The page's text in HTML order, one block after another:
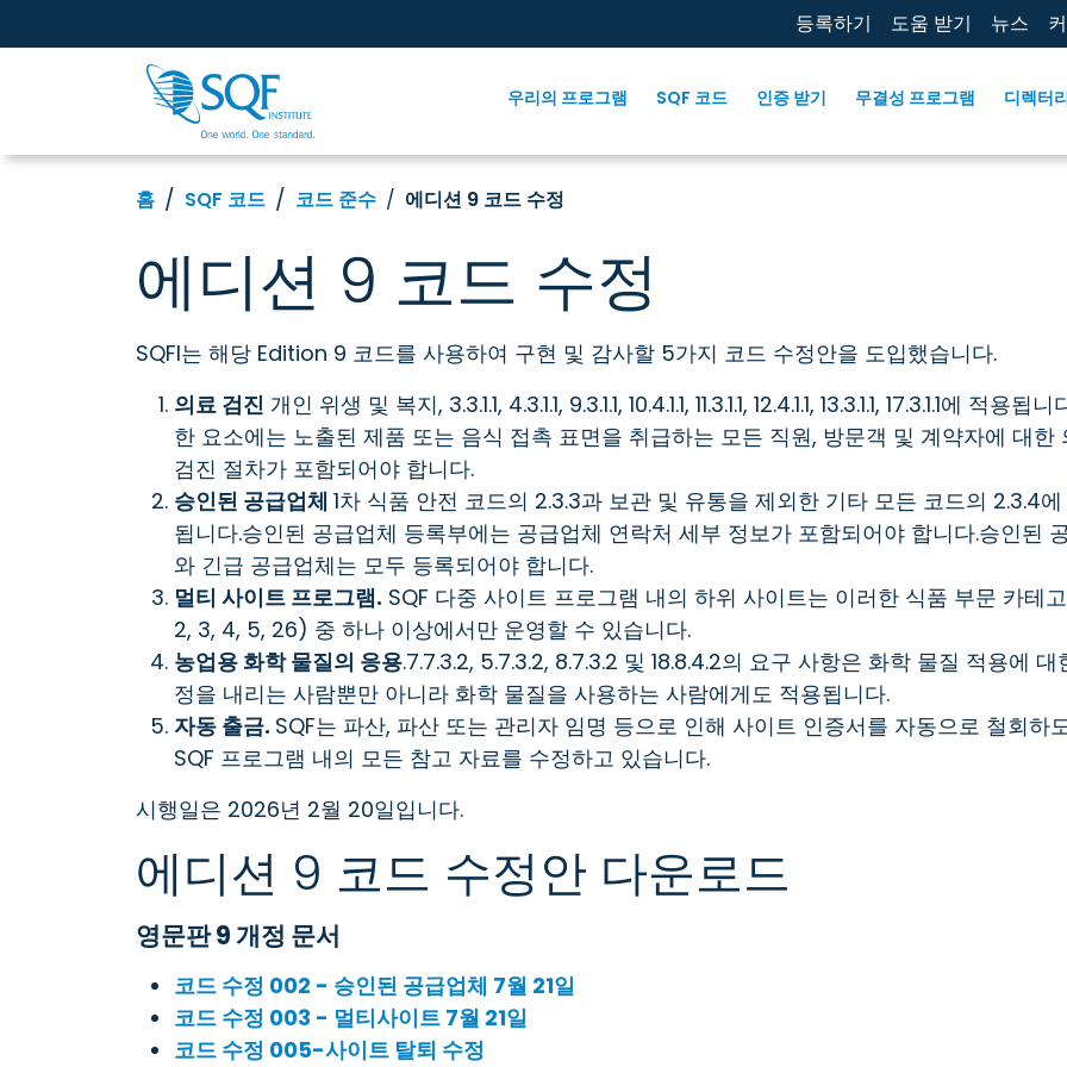
등록하기 도움 받기 뉴스
우리의 프로그램 SQF 코드 인증 받기 무결성 프로그램 디렉터
홈 SQF 코드 코드 준수 에디션 9 코드 수정
에디션 9 코드 수정
SQFI는 해당 Edition 9 코드를 사용하여 구현 및 감사할 5가지 코드 수정안을 도입했습니다.
의료 검진 개인 위생 및 복지, 3.3.1.1, 4.3.1.1, 9.3.1.1, 10.4.1.1, 11.3.1.1, 12.4.1.1, 13.3.1.1, 17.3.1.1에 적용됩
한 요소에는 노출된 제품 또는 음식 접촉 표면을 취급하는 모든 직원, 방문객 및 계약자에 대한
검진 절차가 포함되어야 합니다.
승인된 공급업체 1차 식품 안전 코드의 2.3.3과 보관 및 유통을 제외한 기타 모든 코드의 2.3.4
됩니다.승인된 공급업체 등록부에는 공급업체 연락처 세부 정보가 포함되어야 합니다.승인된
와 긴급 공급업체는 모두 등록되어야 합니다.
멀티 사이트 프로그램. SQF 다중 사이트 프로그램 내의 하위 사이트는 이러한 식품 부문 카테
2, 3, 4, 5, 26) 중 하나 이상에서만 운영할 수 있습니다.
농업용 화학 물질의 응용.7.7.3.2, 5.7.3.2, 8.7.3.2 및 18.8.4.2의 요구 사항은 화학 물질 적용에 대
정을 내리는 사람뿐만 아니라 화학 물질을 사용하는 사람에게도 적용됩니다.
자동 출금. SQF는 파산, 파산 또는 관리자 임명 등으로 인해 사이트 인증서를 자동으로 철회하
SQF 프로그램 내의 모든 참고 자료를 수정하고 있습니다.
시행일은 2026년 2월 20일입니다.
에디션 9 코드 수정안 다운로드
영문판 9 개정 문서
코드 수정 002 - 승인된 공급업체 7월 21일
코드 수정 003 - 멀티사이트 7월 21일
코드 수정 005-사이트 탈퇴 수정